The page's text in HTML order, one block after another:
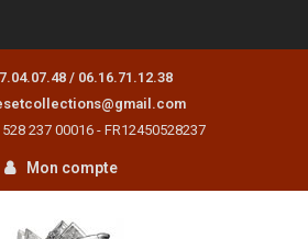
/ 06.16.71.12.38
528 237 00016 - FR12450528237
Mon compte